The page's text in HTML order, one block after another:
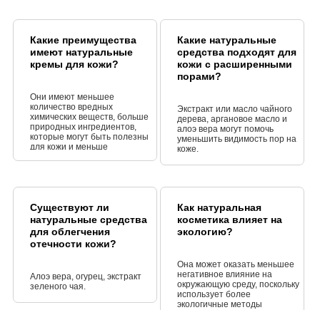
Какие преимущества
имеют натуральные
кремы для кожи?
Они имеют меньшее
количество вредных
химических веществ, больше
природных ингредиентов,
которые могут быть полезны
для кожи и меньше
Какие натуральные
средства подходят для
кожи с расширенными
порами?
Экстракт или масло чайного
дерева, аргановое масло и
алоэ вера могут помочь
уменьшить видимость пор на
коже.
Существуют ли
натуральные средства
для облегчения
отечности кожи?
Алоэ вера, огурец, экстракт
зеленого чая.
Как натуральная
косметика влияет на
экологию?
Она может оказать меньшее
негативное влияние на
окружающую среду, поскольку
использует более
экологичные методы